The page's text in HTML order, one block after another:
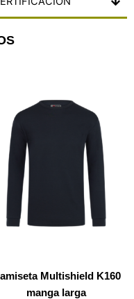
Multishield K160
manga larga